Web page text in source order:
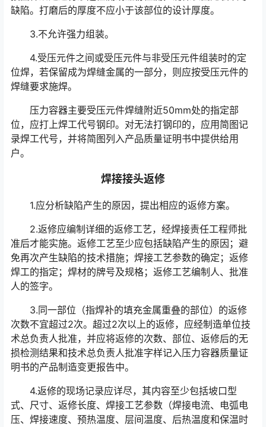
缺陷。打磨后的厚度不应小于该部位的设计厚度。
3.不允许强力组装。
4.受压元件之间或受压元件与非受压元件组装时的定
位焊，若保留成为焊缝金属的一部分，则应按受压元件的
焊缝要求施焊。
压力容器主要受压元件焊缝附近50mm处的指定部
位，应打上焊工代号钢印。对无法打钢印的，应用简图记
录焊工代号，并将简图列入产品质量证明书中提供给用
户。
焊接接头返修
1.应分析缺陷产生的原因，提出相应的返修方案。
2.返修应编制详细的返修工艺，经焊接责任工程师批
准后才能实施。返修工艺至少应包括缺陷产生的原因；避
免再次产生缺陷的技术措施；焊接工艺参数的确定；返修
焊工的指定；焊材的牌号及规格；返修工艺编制人、批准
人的签字。
3.同一部位（指焊补的填充金属重叠的部位）的返修
次数不宜超过2次。超过2次以上的返修，应经制造单位技
术总负责人批准，并应将返修的次数、 部位、返修后的无
损检测结果和技术总负责人批准字样记入压力容器质量证
明书的产品制造变更报告中。
4.返修的现场记录应详尽，其内容至少包括坡口型
式、尺寸、返修长度、焊接工艺参数（焊接电流、电弧电
压、焊接速度、预热温度、层间温度、后热温度和保温时